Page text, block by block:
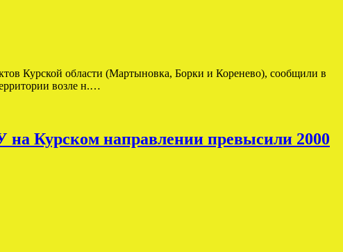
Курской области (Мартыновка, Борки и Коренево), сообщили в
возле н.…
Курском направлении превысили 2000